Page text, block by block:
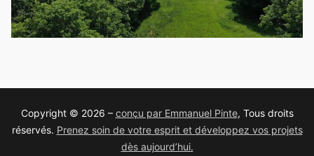
Copyright © 2026 – conçu par Emmanuel Pinte, Tous droits
réservés. Prenez soin de votre esprit et développez vos projets
dès aujourd’hui.